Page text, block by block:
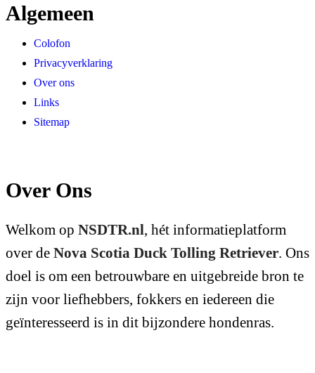
Algemeen
Colofon
Privacyverklaring
Over ons
Links
Sitemap
Over Ons
Welkom op NSDTR.nl , hét informatieplatform
over de Nova Scotia Duck Tolling Retriever . Ons
doel is om een betrouwbare en uitgebreide bron te
zijn voor liefhebbers, fokkers en iedereen die
geïnteresseerd is in dit bijzondere hondenras.